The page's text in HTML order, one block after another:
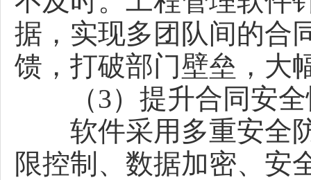
据，实现多团队间的合
馈，打破部门壁垒，大
（3）提升合同安全
软件采用多重安全防
限控制、数据加密、安